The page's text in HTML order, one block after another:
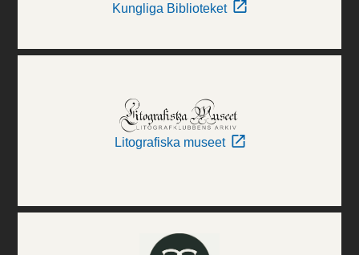
Kungliga Biblioteket
Litografiska museet